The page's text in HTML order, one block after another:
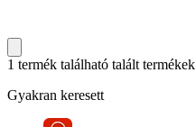
1 termék található talált termékek
Gyakran keresett